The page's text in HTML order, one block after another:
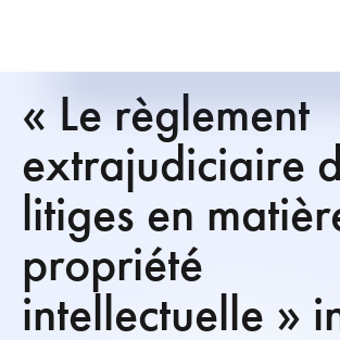
« Le règlement
extrajudiciaire
litiges en
propriété
intellectuelle »